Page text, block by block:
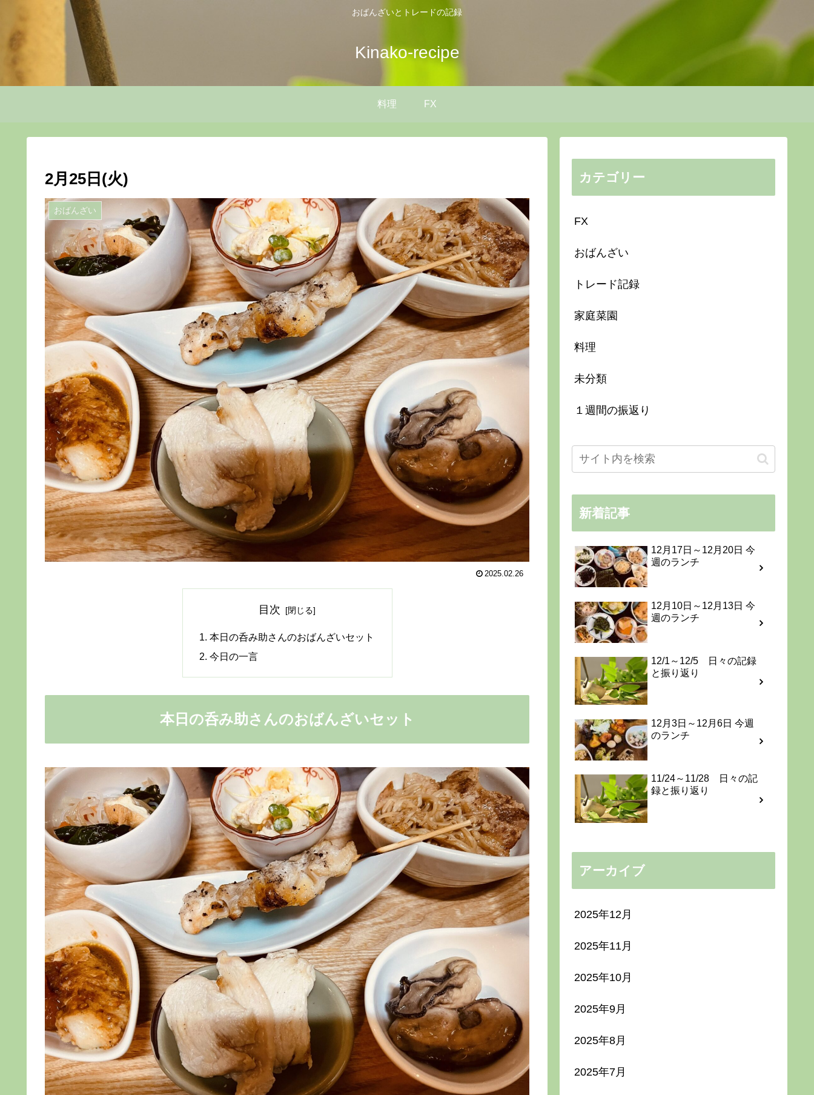
おばんざいとトレードの記録
Kinako-recipe
料理 FX
2月25日(火)
おばんざい
2025.02.26
目次
本日の呑み助さんのおばんざいセット
今日の一言
本日の呑み助さんのおばんざいセット
カテゴリー
FX
おばんざい
トレード記録
家庭菜園
料理
未分類
１週間の振返り
新着記事
12月17日～12月20日 今
週のランチ
12月10日～12月13日 今
週のランチ
12/1～12/5 日々の記録
と振り返り
12月3日～12月6日 今週
のランチ
11/24～11/28 日々の記
録と振り返り
アーカイブ
2025年12月
2025年11月
2025年10月
2025年9月
2025年8月
2025年7月